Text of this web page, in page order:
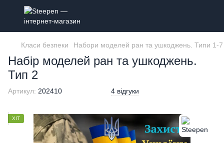
Класи безпеки Набори моделей ран та ушкоджень. Типи 1-7
Набір моделей ран та ушкоджень.
Тип 2
Артикул: 202410 4 відгуки
ХІТ